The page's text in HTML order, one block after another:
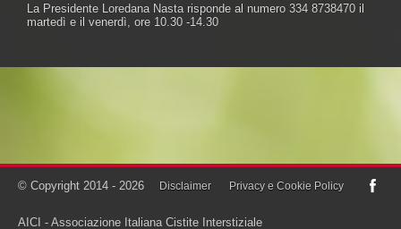
La Presidente Loredana Nasta risponde al numero 334 8738470 il
martedì e il venerdì, ore 10.30 -14.30
Disclaimer Privacy e Cookie Policy
© Copyright 2014 - 2026
AICI - Associazione Italiana Cistite Interstiziale